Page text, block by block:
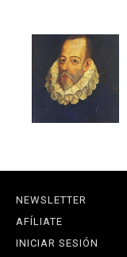
NEWSLETTER
AFÍLIATE
INICIAR SESIÓN